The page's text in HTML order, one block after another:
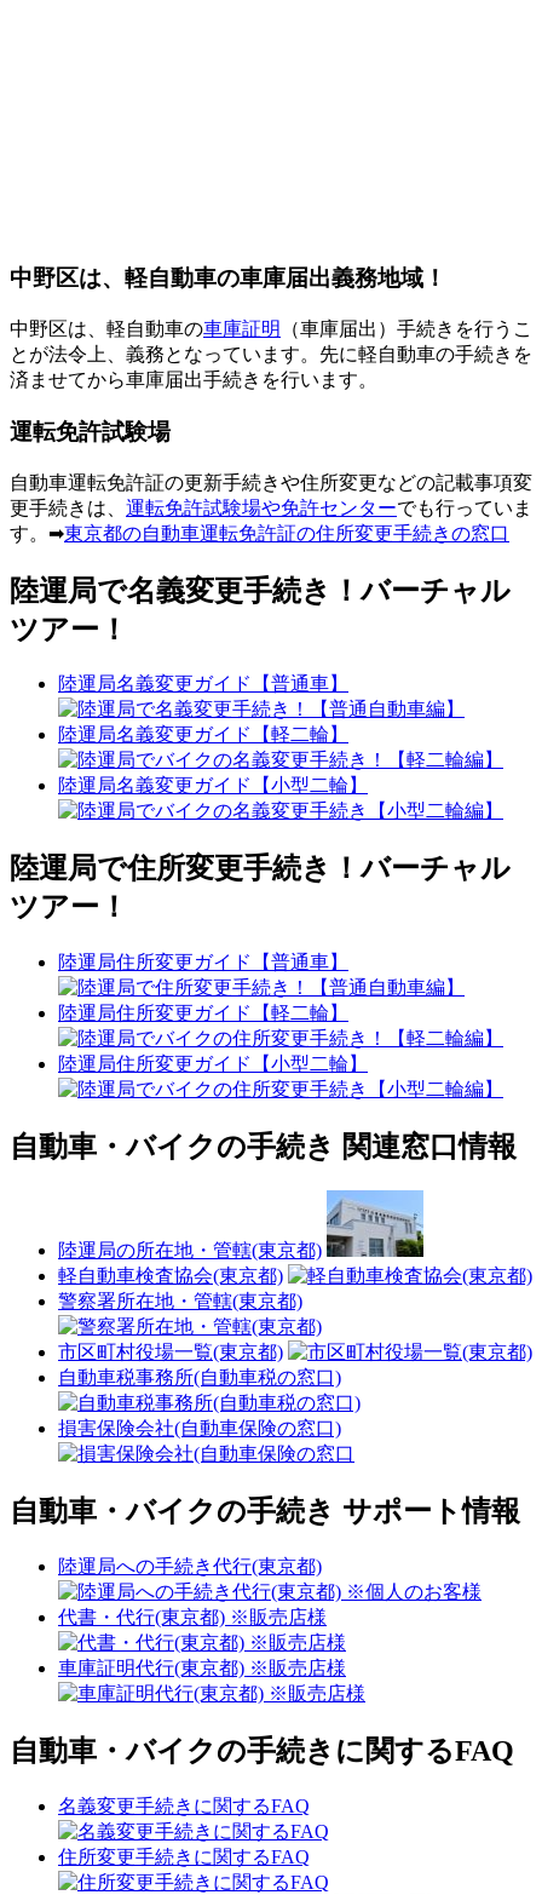
中野区は、軽自動車の車庫届出義務地域！
中野区は、軽自動車の車庫証明
（車庫届出）手続きを行うこ
とが法令上、義務となっています。先に軽自動車の手続きを
済ませてから車庫届出手続きを行います。
運転免許試験場
自動車運転免許証の更新手続きや住所変更などの記載事項変
更手続きは、 運転免許試験場や免許センターでも行っていま
す。➡東京都の自動車運転免許証の住所変更手続きの窓口
陸運局で名義変更手続き！バーチャル
ツアー！
陸運局名義変更ガイド【普通車】
陸運局名義変更ガイド【軽二輪】
陸運局名義変更ガイド【小型二輪】
陸運局で住所変更手続き！バーチャル
ツアー！
陸運局住所変更ガイド【普通車】
陸運局住所変更ガイド【軽二輪】
陸運局住所変更ガイド【小型二輪】
自動車・バイクの手続き 関連窓口情報
陸運局の所在地・管轄(東京都)
軽自動車検査協会(東京都)
警察署所在地・管轄(東京都)
市区町村役場一覧(東京都)
自動車税事務所(自動車税の窓口)
損害保険会社(自動車保険の窓口)
自動車・バイクの手続き サポート情報
陸運局への手続き代行(東京都)
代書・代行(東京都) ※販売店様
車庫証明代行(東京都) ※販売店様
自動車・バイクの手続きに関するFAQ
名義変更手続きに関するFAQ
住所変更手続きに関するFAQ